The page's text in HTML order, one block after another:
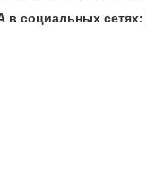
в социальных сетях: